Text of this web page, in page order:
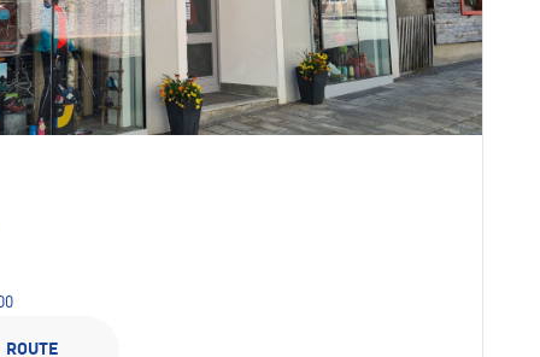
ROUTE